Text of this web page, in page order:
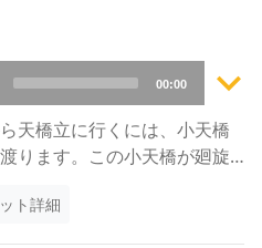
めるだけでなく、天橋立自
り、自転車で訪れるなどの楽
ます。
物が豊富な場所でもあるの
蠣やトリ貝、冬の松葉ガニ
べる楽しみにも事欠きませ
山から文殊菩薩をお迎えしま
の願力によって龍神は教化さ
神となり、やがて一夜の働
え、その上に天女が天下っ
います。
00:00 keyboard_arrow_down
天橋立に行くには、小天橋
ります。この小天橋が廻旋
です。昔は水面からあまり
ト詳細